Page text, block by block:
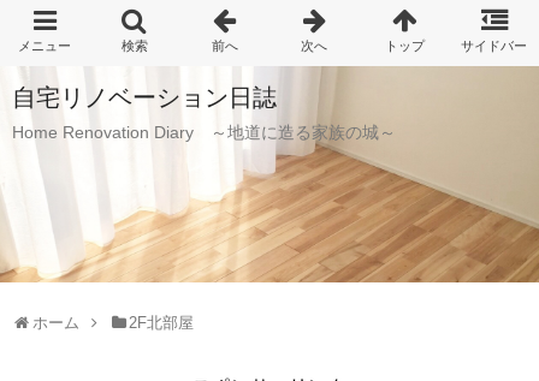
自宅リノベーション日誌
Home Renovation Diary ～地道に造る家族の城～
ホーム 2F北部屋